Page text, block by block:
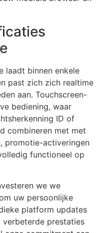
laadt binnen enkele
past zich zich realtime
aan. Touchscreen-
bediening, waar
ID of
combineren met met
promotie-activeringen
functioneel op
we we
uw persoonlijke
platform updates
verbeterde prestaties